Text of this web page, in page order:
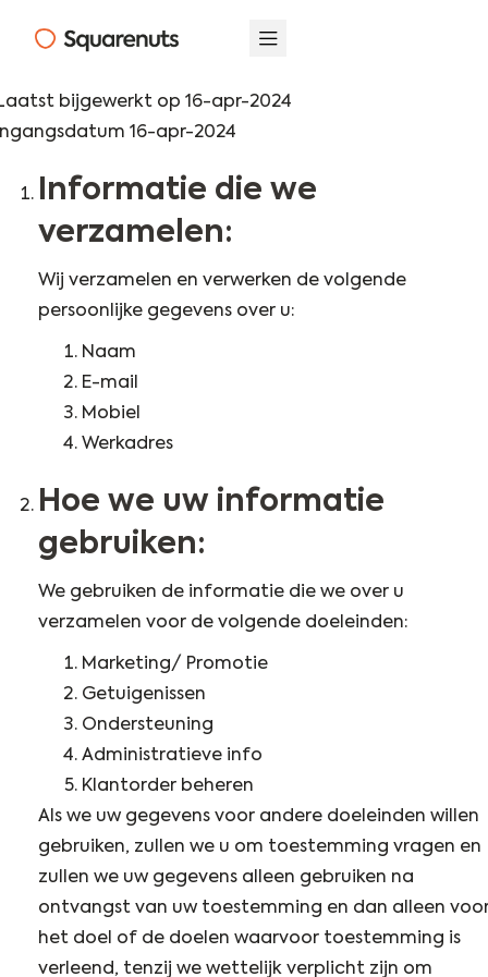
bijgewerkt op 16-apr-2024
16-apr-2024
Informatie die we
verzamelen:
Wij verzamelen en verwerken de volgende
persoonlijke gegevens over u:
Naam
E-mail
Mobiel
Werkadres
Hoe we uw informatie
gebruiken:
We gebruiken de informatie die we over u
verzamelen voor de volgende doeleinden:
Marketing/ Promotie
Getuigenissen
Ondersteuning
Administratieve info
Klantorder beheren
Als we uw gegevens voor andere doeleinden willen
gebruiken, zullen we u om toestemming vragen en
zullen we uw gegevens alleen gebruiken na
ontvangst van uw toestemming en dan alleen
het doel of de doelen waarvoor toestemming is
verleend, tenzij we wettelijk verplicht zijn om